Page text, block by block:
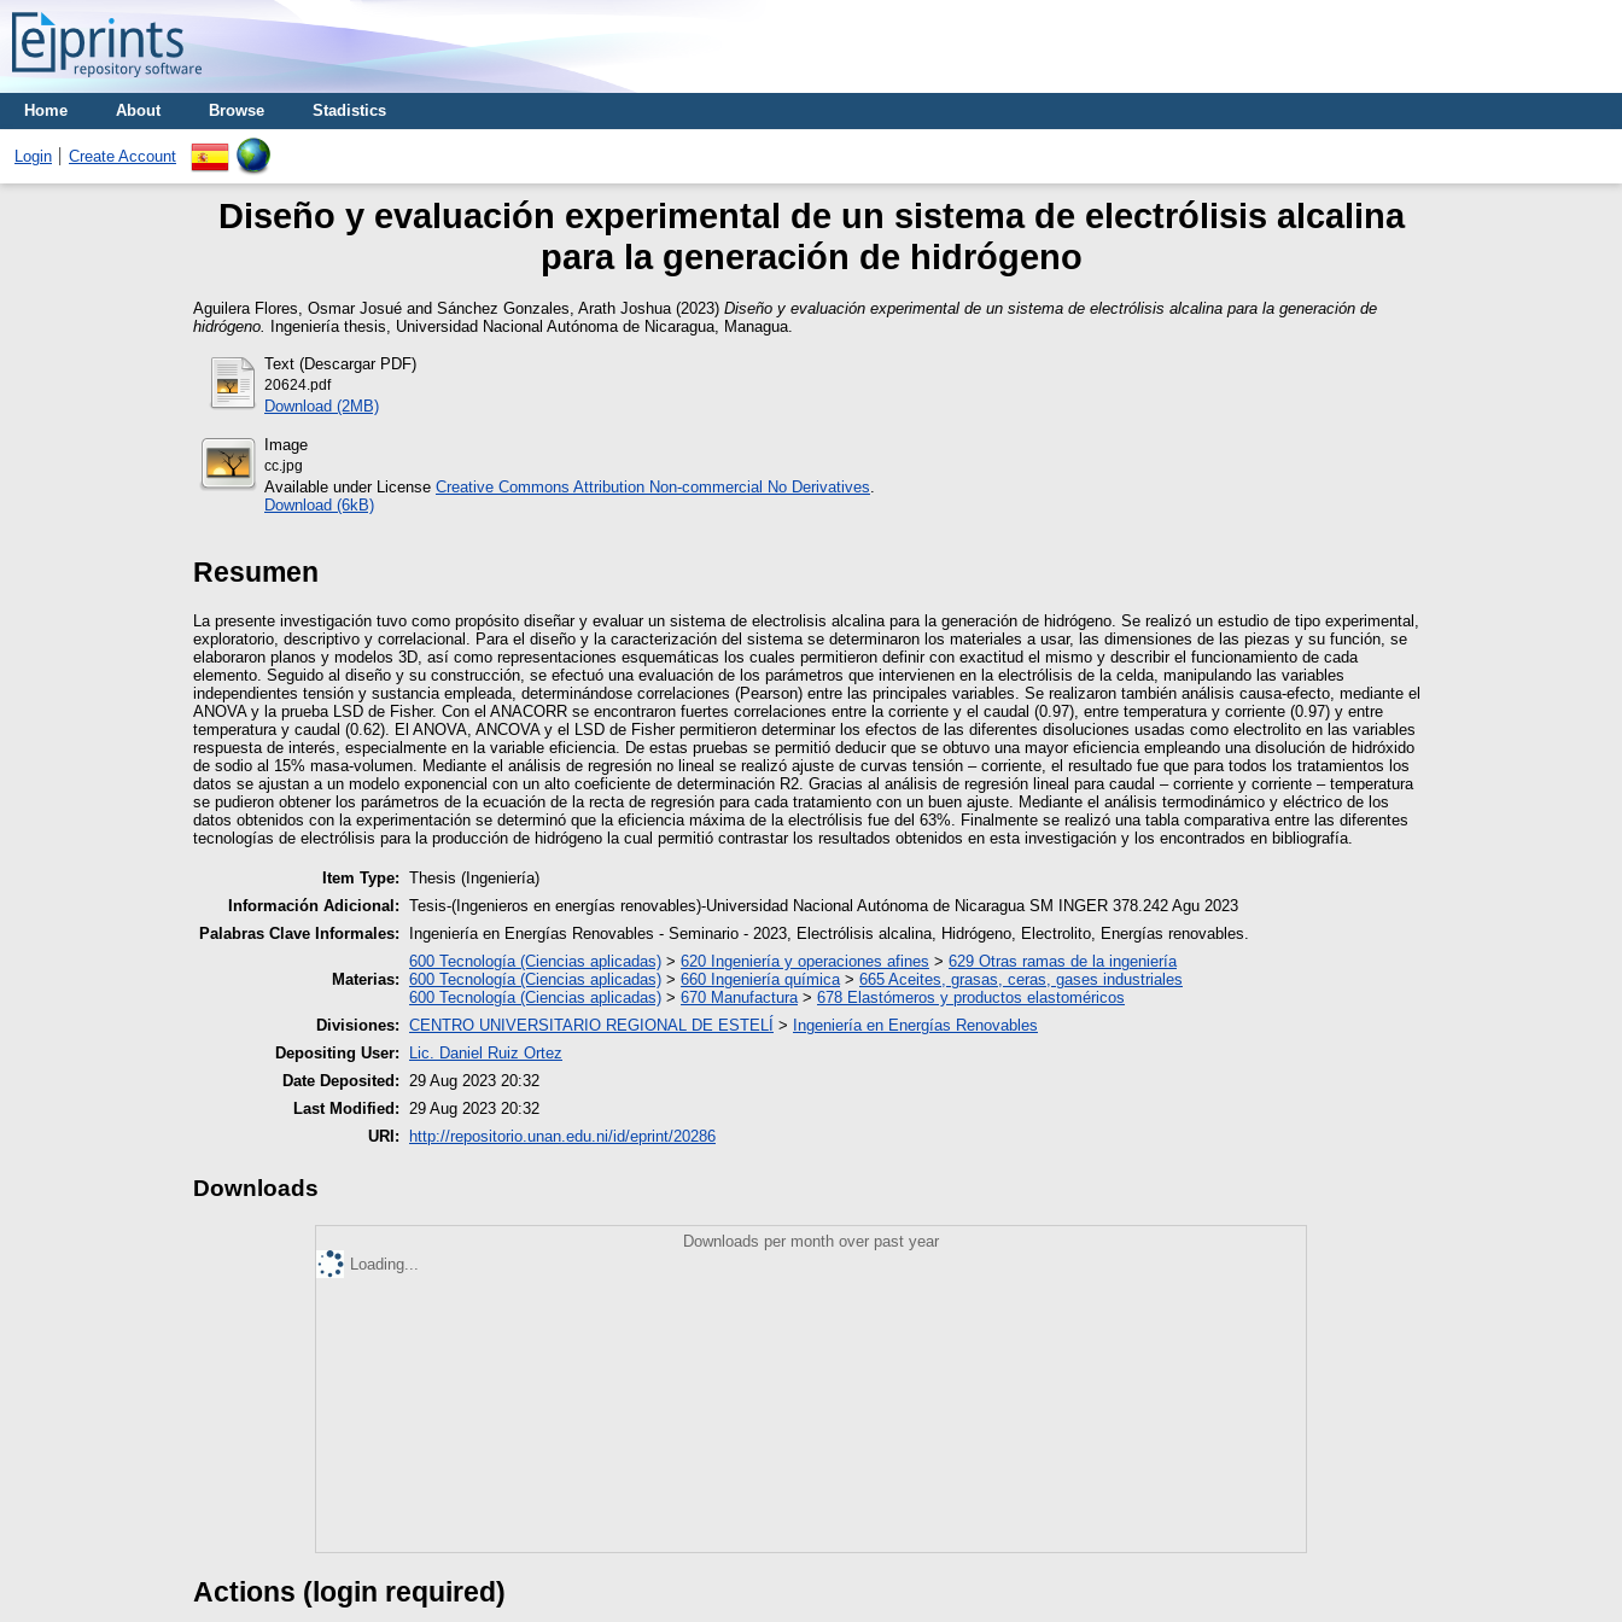
Home About Browse Stadistics
Login Create Account
Diseño y evaluación experimental de un sistema de electrólisis alcalina
para la generación de hidrógeno
Aguilera Flores, Osmar Josué and Sánchez Gonzales, Arath Joshua (2023) Diseño y evaluación experimental de un sistema de electrólisis alcalina para la generación de
hidrógeno.
Ingeniería thesis, Universidad Nacional Autónoma de Nicaragua, Managua.
Text (Descargar PDF)
20624.pdf
Download (2MB)
Image
cc.jpg
Available under License Creative Commons Attribution Non-commercial No Derivatives
Download (6kB)
Resumen
La presente investigación tuvo como propósito diseñar y evaluar un sistema de electrolisis alcalina para la generación de hidrógeno. Se realizó un estudio de tipo experimental,
exploratorio, descriptivo y correlacional. Para el diseño y la caracterización del sistema se determinaron los materiales a usar, las dimensiones de las piezas y su función, se
elaboraron planos y modelos 3D, así como representaciones esquemáticas los cuales permitieron definir con exactitud el mismo y describir el funcionamiento de cada
elemento. Seguido al diseño y su construcción, se efectuó una evaluación de los parámetros que intervienen en la electrólisis de la celda, manipulando las variables
independientes tensión y sustancia empleada, determinándose correlaciones (Pearson) entre las principales variables. Se realizaron también análisis causa-efecto, mediante el
ANOVA y la prueba LSD de Fisher. Con el ANACORR se encontraron fuertes correlaciones entre la corriente y el caudal (0.97), entre temperatura y corriente (0.97) y entre
temperatura y caudal (0.62). El ANOVA, ANCOVA y el LSD de Fisher permitieron determinar los efectos de las diferentes disoluciones usadas como electrolito en las variables
respuesta de interés, especialmente en la variable eficiencia. De estas pruebas se permitió deducir que se obtuvo una mayor eficiencia empleando una disolución de hidróxido
de sodio al 15% masa-volumen. Mediante el análisis de regresión no lineal se realizó ajuste de curvas tensión – corriente, el resultado fue que para todos los tratamientos los
datos se ajustan a un modelo exponencial con un alto coeficiente de determinación R2. Gracias al análisis de regresión lineal para caudal – corriente y corriente – temperatura
se pudieron obtener los parámetros de la ecuación de la recta de regresión para cada tratamiento con un buen ajuste. Mediante el análisis termodinámico y eléctrico de los
datos obtenidos con la experimentación se determinó que la eficiencia máxima de la electrólisis fue del 63%. Finalmente se realizó una tabla comparativa entre las diferentes
tecnologías de electrólisis para la producción de hidrógeno la cual permitió contrastar los resultados obtenidos en esta investigación y los encontrados en bibliografía.
Item Type: Thesis (Ingeniería)
Información Adicional: Tesis-(Ingenieros en energías renovables)-Universidad Nacional Autónoma de Nicaragua SM INGER 378.242 Agu 2023
Palabras Clave Informales:
Ingeniería en Energías Renovables - Seminario - 2023, Electrólisis alcalina, Hidrógeno, Electrolito, Energías renovables.
Materias:
600 Tecnología (Ciencias aplicadas) > 620 Ingeniería y operaciones afines > 629 Otras ramas de la ingeniería
600 Tecnología (Ciencias aplicadas) > 660 Ingeniería química > 665 Aceites, grasas, ceras, gases industriales
600 Tecnología (Ciencias aplicadas) > 670 Manufactura > 678 Elastómeros y productos elastoméricos
Divisiones: CENTRO UNIVERSITARIO REGIONAL DE ESTELÍ > Ingeniería en Energías Renovables
Depositing User:
Lic. Daniel Ruiz Ortez
Date Deposited:
29 Aug 2023 20:32
Last Modified:
29 Aug 2023 20:32
URI:
http://repositorio.unan.edu.ni/id/eprint/20286
Downloads
Downloads per month over past year
Loading...
Actions (login required)